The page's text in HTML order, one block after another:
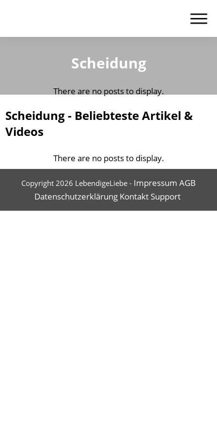
Scheidung
Scheidung - Beliebteste Artikel &
Videos
Copyright 2026 LebendigeLiebe - Impressum AGB
Datenschutzerklärung Kontakt Support